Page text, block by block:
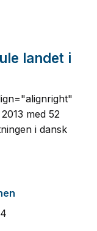
landet i
med 52
i dansk